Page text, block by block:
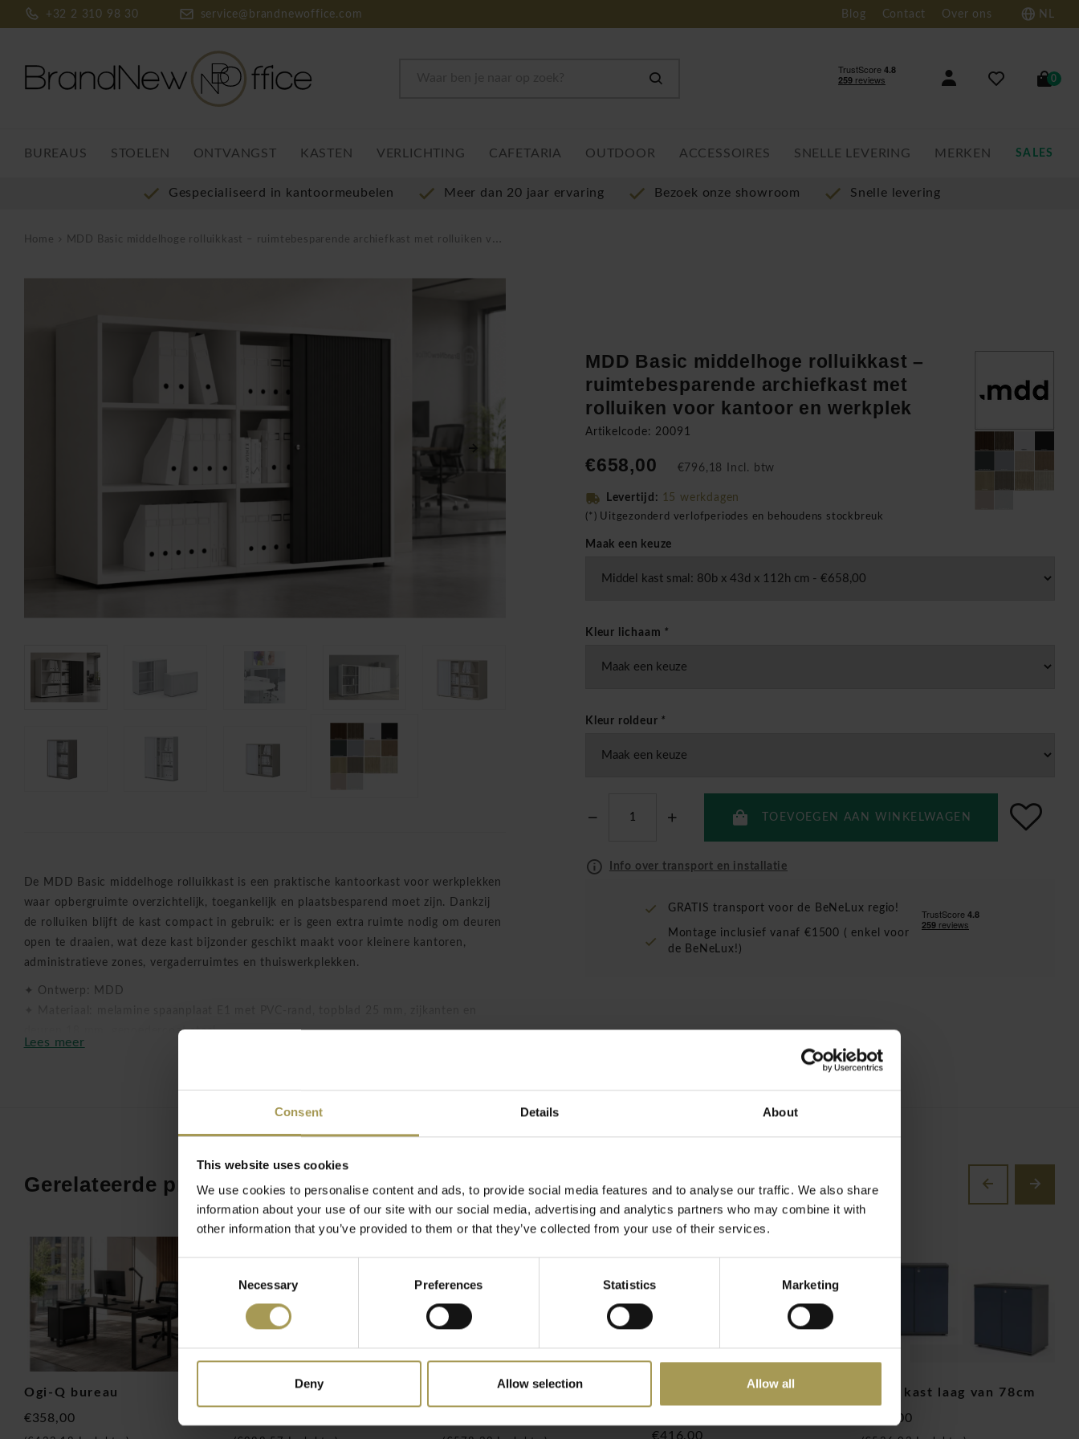
Consent Details About
This website uses cookies
We use cookies to personalise content and ads, to provide social media features and to analyse our traffic. We also share
information about your use of our site with our social media, advertising and analytics partners who may combine it with
other information that you’ve provided to them or that they’ve collected from your use of their services.
Necessary Preferences Statistics Marketing
Deny Allow selection Allow all
+32 2 310 98 30 service@brandnewoffice.com Blog Contact Over ons NL
0
BUREAUS STOELEN ONTVANGST KASTEN VERLICHTING CAFETARIA OUTDOOR ACCESSOIRES SNELLE LEVERING MERKEN SALES
Gespecialiseerd in kantoormeubelen Meer dan 20 jaar ervaring Bezoek onze showroom Snelle levering
Home MDD Basic middelhoge rolluikkast – ruimtebesparende archiefkast met rolluiken voor kantoor en werkplek
De MDD Basic middelhoge rolluikkast is een praktische kantoorkast voor werkplekken
waar opbergruimte overzichtelijk, toegankelijk en plaatsbesparend moet zijn. Dankzij
de rolluiken blijft de kast compact in gebruik: er is geen extra ruimte nodig om deuren
open te draaien, wat deze kast bijzonder geschikt maakt voor kleinere kantoren,
administratieve zones, vergaderruimtes en thuiswerkplekken.
✦ Ontwerp: MDD
deuren 18 mm, gepoedercoat staal
✦ Maten: 80, 100, 120 of 160 x 43 x 112 cm
✦ Rolluiken: sluiten steeds van rechts naar links
De Basic rolluikkast middel is ontworpen voor dagelijks gebruik in professionele
kantooromgevingen. De hoogte van 112 cm maakt de kast laag genoeg om niet te
dominant aanwezig te zijn, maar ruim genoeg om ordners, documenten,
kantoorbenodigdheden en persoonlijke spullen overzichtelijk op te bergen. Door de
beschikbare breedtes van 80, 100, 120 en 160 cm kan de kast eenvoudig worden
afgestemd op de beschikbare ruimte.
Het rolluiksysteem is een belangrijk voordeel in ruimtes waar efficiëntie telt. De
rolluiken schuiven van rechts naar links en nemen tijdens het openen geen extra plaats
in. Daardoor kan de kast dicht bij bureaus, wanden, doorgangen of andere meubelen
worden geplaatst zonder dat de toegankelijkheid verloren gaat. Dit maakt de kast
bijzonder bruikbaar in open kantoren, gedeelde werkplekken en compacte
De kast is opgebouwd uit melamine spaanplaat E1 met een slijtvaste PVC-rand. Het
Lees meer
MDD Basic middelhoge rolluikkast –
ruimtebesparende archiefkast met
rolluiken voor kantoor en werkplek
Artikelcode: 20091
€658,00 €796,18 Incl. btw
Levertijd: 15 werkdagen
(*) Uitgezonderd verlofperiodes en behoudens stockbreuk
Maak een keuze
Kleur lichaam *
Kleur roldeur *
TOEVOEGEN AAN WINKELWAGEN
Info over transport en installatie
GRATIS transport voor de BeNeLux regio!
Montage inclusief vanaf €1500 ( enkel voor
de BeNeLux!)
Gerelateerde producten
Ogi-Q bureau
€358,00
Basic rolluik kast hoog
Basic rolluik kast laag
Basic Roldeurkast breed
laag
€416,00
Color kast laag van 78cm
€443,00